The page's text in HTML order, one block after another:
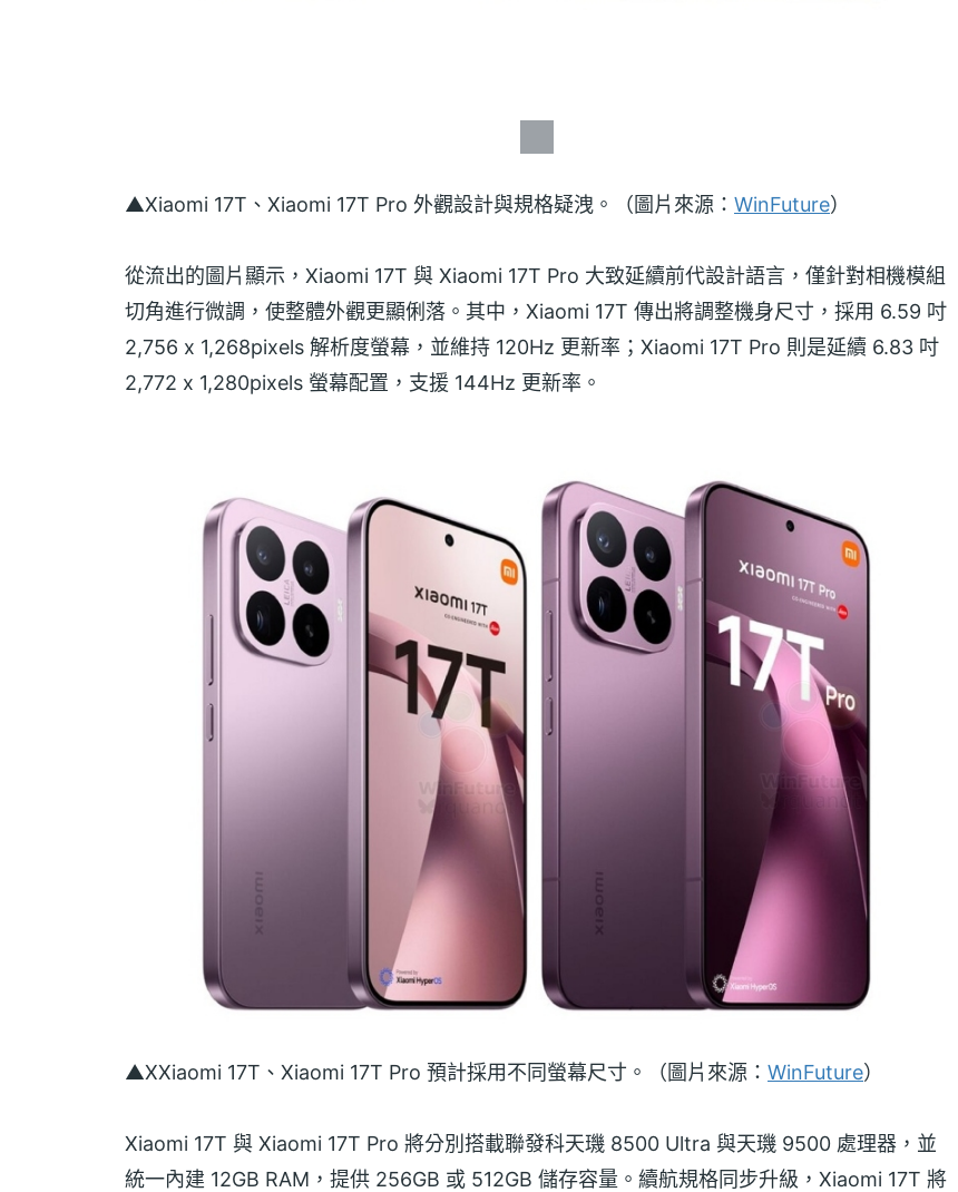
▲Xiaomi 17T、Xiaomi 17T Pro 外觀設計與規格疑洩。（圖片來源： WinFuture）
從流出的圖片顯示，Xiaomi 17T 與 Xiaomi 17T Pro 大致延續前代設計語言，僅針對相機模組
切角進行微調，使整體外觀更顯俐落。其中，Xiaomi 17T 傳出將調整機身尺寸，採用 6.59 吋
2,756 x 1,268pixels 解析度螢幕，並維持 120Hz 更新率；Xiaomi 17T Pro 則是延續 6.83 吋
2,772 x 1,280pixels 螢幕配置，支援 144Hz 更新率。
▲XXiaomi 17T、Xiaomi 17T Pro 預計採用不同螢幕尺寸。（圖片來源： WinFuture）
Xiaomi 17T 與 Xiaomi 17T Pro 將分別搭載聯發科天璣 8500 Ultra 與天璣 9500 處理器，並
統一內建 12GB RAM，提供 256GB 或 512GB 儲存容量。續航規格同步升級，Xiaomi 17T 將